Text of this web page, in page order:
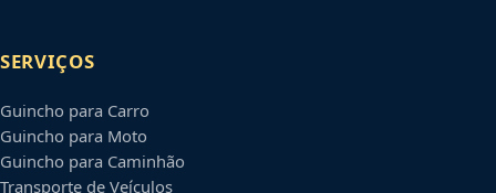
SERVIÇOS
Guincho para Carro
Guincho para Moto
Guincho para Caminhão
Transporte de Veículos